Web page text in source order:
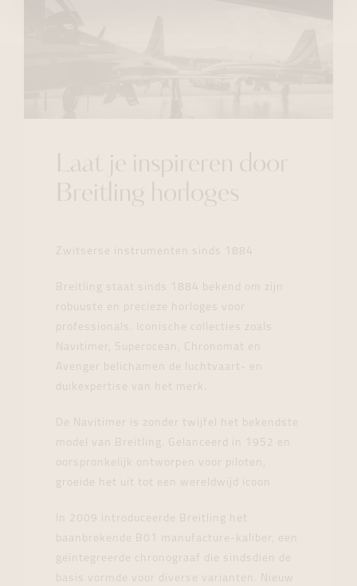
Laat je inspireren door
Breitling horloges
Zwitserse instrumenten sinds 1884
Breitling staat sinds 1884 bekend om zijn
robuuste en precieze horloges voor
professionals. Iconische collecties zoals
Navitimer, Superocean, Chronomat en
Avenger belichamen de luchtvaart- en
duikexpertise van het merk.
De Navitimer is zonder twijfel het bekendste
model van Breitling. Gelanceerd in 1952 en
oorspronkelijk ontworpen voor piloten,
groeide het uit tot een wereldwijd icoon
In 2009 introduceerde Breitling het
baanbrekende B01 manufacture-kaliber, een
geïntegreerde chronograaf die sindsdien de
basis vormde voor diverse varianten. Nieuw